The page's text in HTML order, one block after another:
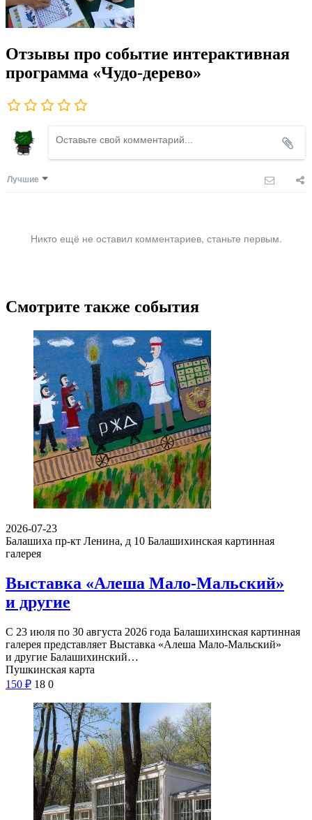
Отзывы про событие интерактивная
программа «Чудо-дерево»
Лучшие
Никто ещё не оставил комментариев, станьте первым.
Смотрите также события
2026-07-23
Балашиха пр-кт Ленина, д 10 Балашихинская картинная
галерея
Выставка «Алеша Мало-Мальский»
и другие
С 23 июля по 30 августа 2026 года Балашихинская картинная
галерея представляет Выставка «Алеша Мало-Мальский»
и другие Балашихинский…
Пушкинская карта
150 ₽ 18 0